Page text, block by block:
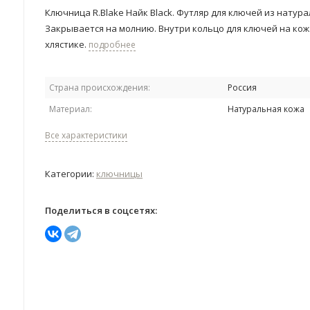
Ключница R.Blake Найк Black. ​Футляр для ключей из
Закрывается на молнию. Внутри кольцо для ключей на
хлястике. подробнее
Страна происхождения:
Россия
Материал:
Натуральная кожа
Все характеристики
Категории: ключницы
Поделиться в соцсетях: